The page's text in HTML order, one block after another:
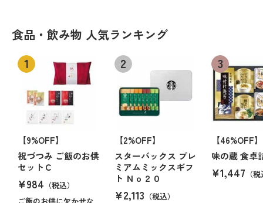
食品・飲み物 人気ランキング
【9%OFF】
祝づつみ ご飯のお供
セットＣ
¥984 （税込）
【2%OFF】
スターバックス プレ
ミアムミックスギフ
ト Ｎｏ２０
¥2,113 （税込）
【46%OFF】
味の蔵 食卓
¥1,447 （